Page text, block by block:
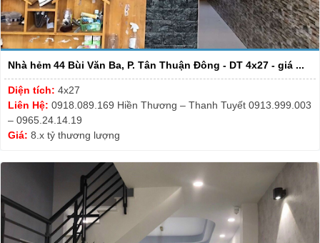
Nhà hẻm 44 Bùi Văn Ba, P. Tân Thuận Đông - DT 4x27 - giá ...
Diện tích: 4x27
Liên Hệ: 0918.089.169 Hiền Thương – Thanh Tuyết 0913.999.003
– 0965.24.14.19
Giá: 8.x tỷ thương lượng